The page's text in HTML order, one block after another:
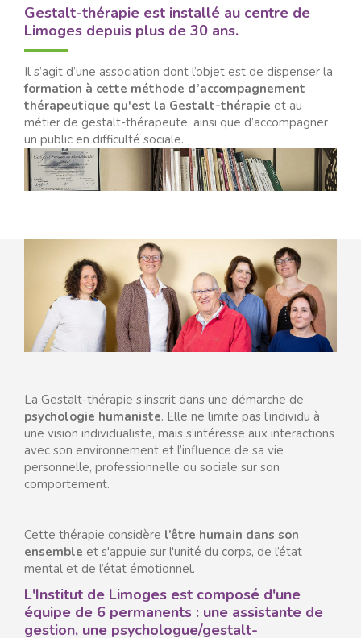
Gestalt-thérapie est installé au centre de
Limoges depuis plus de 30 ans.
Il s’agit d’une association dont l’objet est de dispenser la
formation à cette méthode d’accompagnement
thérapeutique qu'est la Gestalt-thérapie et au
métier de gestalt-thérapeute, ainsi que d’accompagner
un public en difficulté sociale.
La Gestalt-thérapie s’inscrit dans une démarche de
psychologie humaniste. Elle ne limite pas l’individu à
une vision individualiste, mais s’intéresse aux interactions
avec son environnement et l’influence de sa vie
personnelle, professionnelle ou sociale sur son
comportement.
Cette thérapie considère l’être humain dans son
ensemble et s'appuie sur l'unité du corps, de l’état
mental et de l’état émotionnel.
L'Institut de Limoges est composé d'une
équipe de 6 permanents : une assistante de
gestion, une psychologue/gestalt-